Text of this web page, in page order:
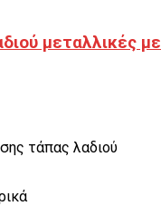
μεταλλικές με
τάπας λαδιού